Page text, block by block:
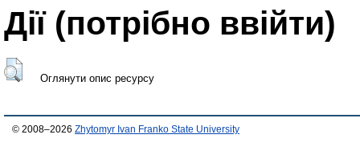
Дії ​​(потрібно ввійти)
Оглянути опис ресурсу
© 2008–2026 Zhytomyr Ivan Franko State University